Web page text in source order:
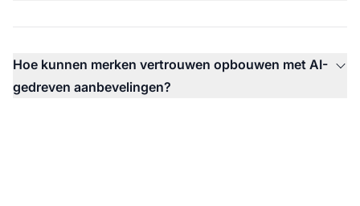
Hoe kunnen merken vertrouwen opbouwen met AI-
gedreven aanbevelingen?